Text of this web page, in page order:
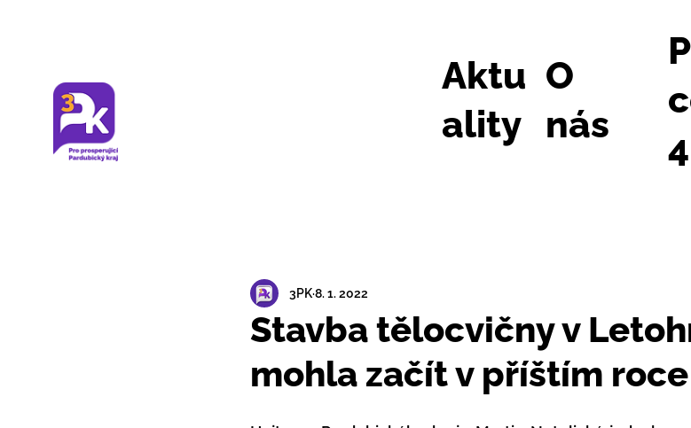
Aktu
ality
O
nás
Stavba tělocvičny v
mohla začít v příštím roce
3PK8. 1. 2022